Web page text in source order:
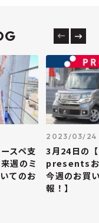
スペ支
週のミ
てのお
2023/03/24
3月24日の
presentsお
今週のお買
報！】